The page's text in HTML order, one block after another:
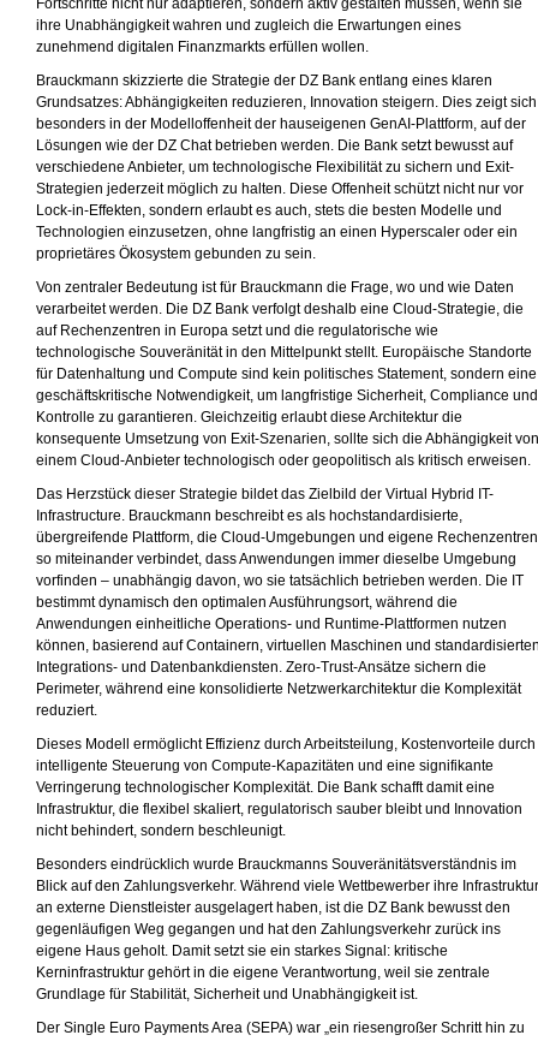
Fortschritte nicht nur adaptieren, sondern aktiv gestalten müssen, wenn sie
ihre Unabhängigkeit wahren und zugleich die Erwartungen eines
zunehmend digitalen Finanzmarkts erfüllen wollen.
Brauckmann skizzierte die Strategie der DZ Bank entlang eines klaren
Grundsatzes: Abhängigkeiten reduzieren, Innovation steigern. Dies zeigt sich
besonders in der Modelloffenheit der hauseigenen GenAI-Plattform, auf der
Lösungen wie der DZ Chat betrieben werden. Die Bank setzt bewusst auf
verschiedene Anbieter, um technologische Flexibilität zu sichern und Exit-
Strategien jederzeit möglich zu halten. Diese Offenheit schützt nicht nur vor
Lock-in-Effekten, sondern erlaubt es auch, stets die besten Modelle und
Technologien einzusetzen, ohne langfristig an einen Hyperscaler oder ein
proprietäres Ökosystem gebunden zu sein.
Von zentraler Bedeutung ist für Brauckmann die Frage, wo und wie Daten
verarbeitet werden. Die DZ Bank verfolgt deshalb eine Cloud-Strategie, die
auf Rechenzentren in Europa setzt und die regulatorische wie
technologische Souveränität in den Mittelpunkt stellt. Europäische Standorte
für Datenhaltung und Compute sind kein politisches Statement, sondern eine
geschäftskritische Notwendigkeit, um langfristige Sicherheit, Compliance und
Kontrolle zu garantieren. Gleichzeitig erlaubt diese Architektur die
konsequente Umsetzung von Exit-Szenarien, sollte sich die Abhängigkeit von
einem Cloud-Anbieter technologisch oder geopolitisch als kritisch erweisen.
Das Herzstück dieser Strategie bildet das Zielbild der Virtual Hybrid IT-
Infrastructure. Brauckmann beschreibt es als hochstandardisierte,
übergreifende Plattform, die Cloud-Umgebungen und eigene Rechenzentren
so miteinander verbindet, dass Anwendungen immer dieselbe Umgebung
vorfinden – unabhängig davon, wo sie tatsächlich betrieben werden. Die IT
bestimmt dynamisch den optimalen Ausführungsort, während die
Anwendungen einheitliche Operations- und Runtime-Plattformen nutzen
können, basierend auf Containern, virtuellen Maschinen und
Integrations- und Datenbankdiensten. Zero-Trust-Ansätze sichern die
Perimeter, während eine konsolidierte Netzwerkarchitektur die Komplexität
reduziert.
Dieses Modell ermöglicht Effizienz durch Arbeitsteilung, Kostenvorteile durch
intelligente Steuerung von Compute-Kapazitäten und eine signifikante
Verringerung technologischer Komplexität. Die Bank schafft damit eine
Infrastruktur, die flexibel skaliert, regulatorisch sauber bleibt und Innovation
nicht behindert, sondern beschleunigt.
Besonders eindrücklich wurde Brauckmanns Souveränitätsverständnis im
Blick auf den Zahlungsverkehr. Während viele Wettbewerber ihre Infrastruktur
an externe Dienstleister ausgelagert haben, ist die DZ Bank bewusst den
gegenläufigen Weg gegangen und hat den Zahlungsverkehr zurück ins
eigene Haus geholt. Damit setzt sie ein starkes Signal: kritische
Kerninfrastruktur gehört in die eigene Verantwortung, weil sie zentrale
Grundlage für Stabilität, Sicherheit und Unabhängigkeit ist.
Der Single Euro Payments Area (SEPA) war „ein riesengroßer Schritt hin zu